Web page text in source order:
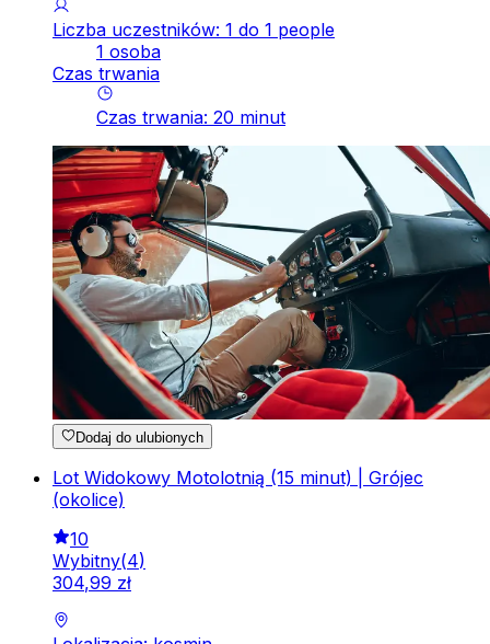
Liczba uczestników: 1 do 1 people
1 osoba
Czas trwania
Czas trwania: 20 minut
Dodaj do ulubionych
Lot Widokowy Motolotnią (15 minut) | Grójec
(okolice)
10
Wybitny(4)
304,99 zł